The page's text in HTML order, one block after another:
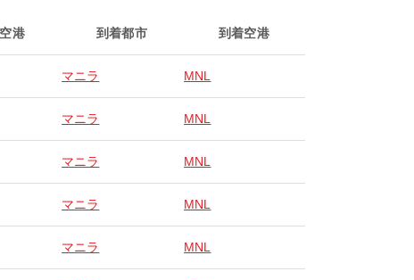
港 到着都市 到着空港
マニラ MNL
マニラ MNL
マニラ MNL
マニラ MNL
マニラ MNL